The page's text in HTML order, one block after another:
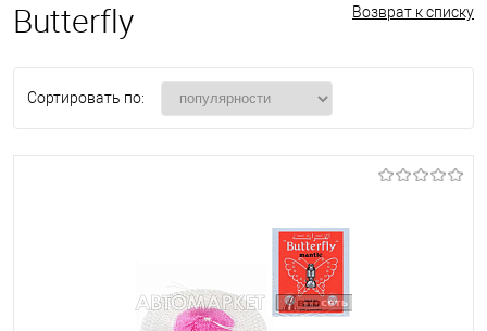
Возврат к списку
Butterfly
Сортировать по: